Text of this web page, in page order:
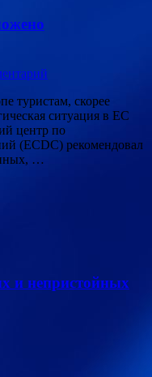
туристам, скорее
ситуация в ЕС
центр по
(ECDC) рекомендовал
…
и непристойных